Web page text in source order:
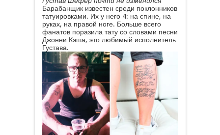
Барабанщик известен среди поклонников
татуировками. Их у него 4: на спине, на
руках, на правой ноге. Больше всего
фанатов поразила тату со словами песни
Джонни Кэша, это любимый исполнитель
Густава.